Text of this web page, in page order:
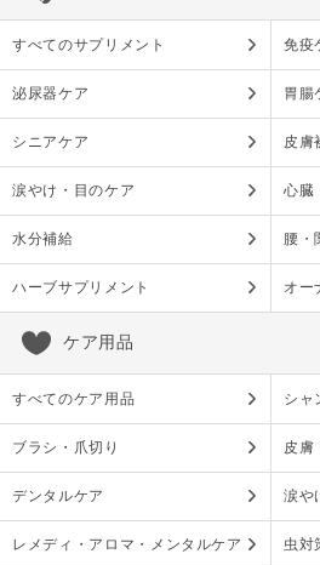
すべてのサプリメント 免疫
泌尿器ケア 胃腸
シニアケア 皮膚
涙やけ・目のケア 心臓
水分補給 腰・
ハーブサプリメント オー
ケア用品
すべてのケア用品 シャ
ブラシ・爪切り 皮膚
デンタルケア 涙や
レメディ・アロマ・メンタルケア 虫対